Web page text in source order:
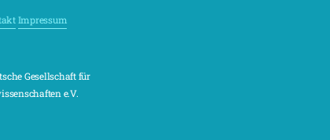
Impressum
Gesellschaft für
e.V.